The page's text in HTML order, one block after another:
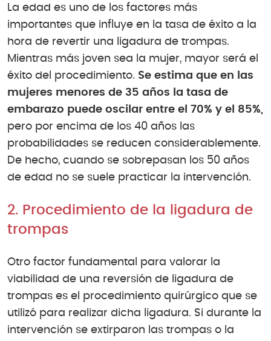
La edad es uno de los factores más
importantes que influye en la tasa de éxito a la
hora de revertir una ligadura de trompas.
Mientras más joven sea la mujer, mayor será el
éxito del procedimiento. Se estima que en las
mujeres menores de 35 años la tasa de
embarazo puede oscilar entre el 70% y el 85%,
pero por encima de los 40 años las
probabilidades se reducen considerablemente.
De hecho, cuando se sobrepasan los 50 años
de edad no se suele practicar la intervención.
2. Procedimiento de la ligadura de
trompas
Otro factor fundamental para valorar la
viabilidad de una reversión de ligadura de
trompas es el procedimiento quirúrgico que se
utilizó para realizar dicha ligadura. Si durante la
intervención se extirparon las trompas o la